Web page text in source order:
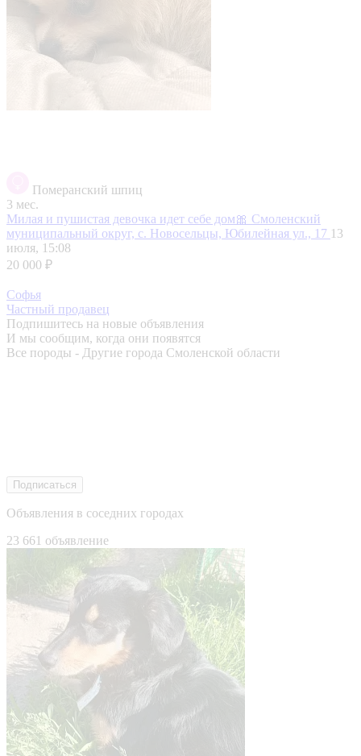
Померанский шпиц
3 мес.
Милая и пушистая девочка идет себе дом🎀 Смоленский
муниципальный округ, с. Новосельцы, Юбилейная ул., 17 13
июля, 15:08
20 000 ₽
Софья
Частный продавец
Подпишитесь на новые объявления
И мы сообщим, когда они появятся
Все породы - Другие города Смоленской области
Подписаться
Объявления в соседних городах
23 661 объявление